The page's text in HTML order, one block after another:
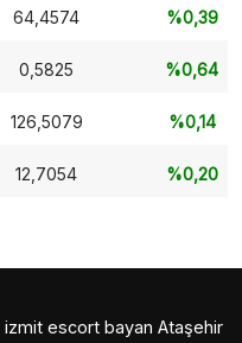
64,4574 %0,39
0,5825 %0,64
126,5079 %0,14
12,7054 %0,20
izmit escort bayan Ataşehir